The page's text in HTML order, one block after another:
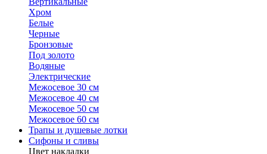
Хром
Белые
Черные
Бронзовые
Под золото
Водяные
Электрические
Межосевое 30 см
Межосевое 40 см
Межосевое 50 см
Межосевое 60 см
Трапы и душевые лотки
Сифоны и сливы
Цвет накладки